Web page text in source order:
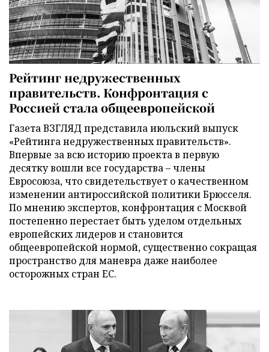
Рейтинг недружественных
правительств. Конфронтация с
Россией стала общеевропейской
Газета ВЗГЛЯД представила июльский выпуск
«Рейтинга недружественных правительств».
Впервые за всю историю проекта в первую
десятку вошли все государства – члены
Евросоюза, что свидетельствует о качественном
изменении антироссийской политики Брюсселя.
По мнению экспертов, конфронтация с Москвой
постепенно перестает быть уделом отдельных
европейских лидеров и становится
общеевропейской нормой, существенно сокращая
пространство для маневра даже наиболее
осторожных стран ЕС.